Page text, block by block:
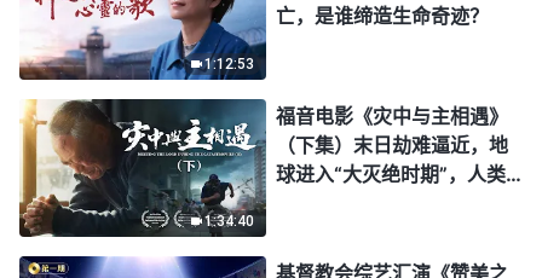
1:12:53
亡，是谁缔造生命奇迹？
1:34:40
福音电影《灾中与主相遇》
（下集）末日劫难逼近，地
球进入“大灭绝时期”，人类